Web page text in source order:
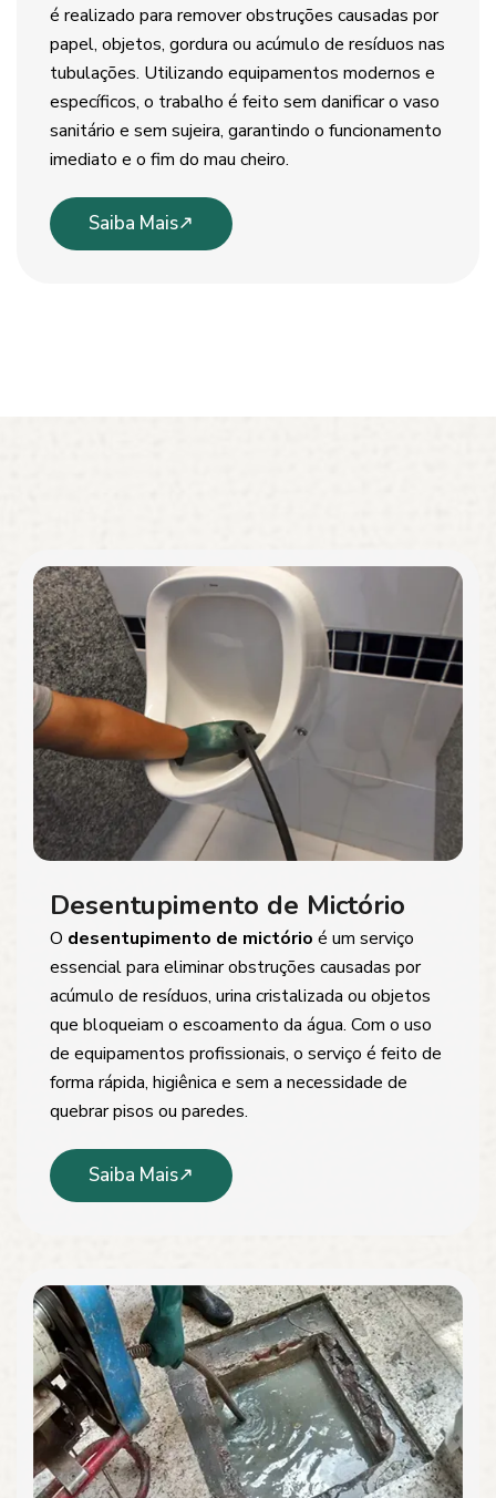
é realizado para remover obstruções causadas por
papel, objetos, gordura ou acúmulo de resíduos nas
tubulações. Utilizando equipamentos modernos e
específicos, o trabalho é feito sem danificar o vaso
sanitário e sem sujeira, garantindo o funcionamento
imediato e o fim do mau cheiro.
Saiba Mais
Desentupimento de Mictório
O desentupimento de mictório é um serviço
essencial para eliminar obstruções causadas por
acúmulo de resíduos, urina cristalizada ou objetos
que bloqueiam o escoamento da água. Com o uso
de equipamentos profissionais, o serviço é feito de
forma rápida, higiênica e sem a necessidade de
quebrar pisos ou paredes.
Saiba Mais